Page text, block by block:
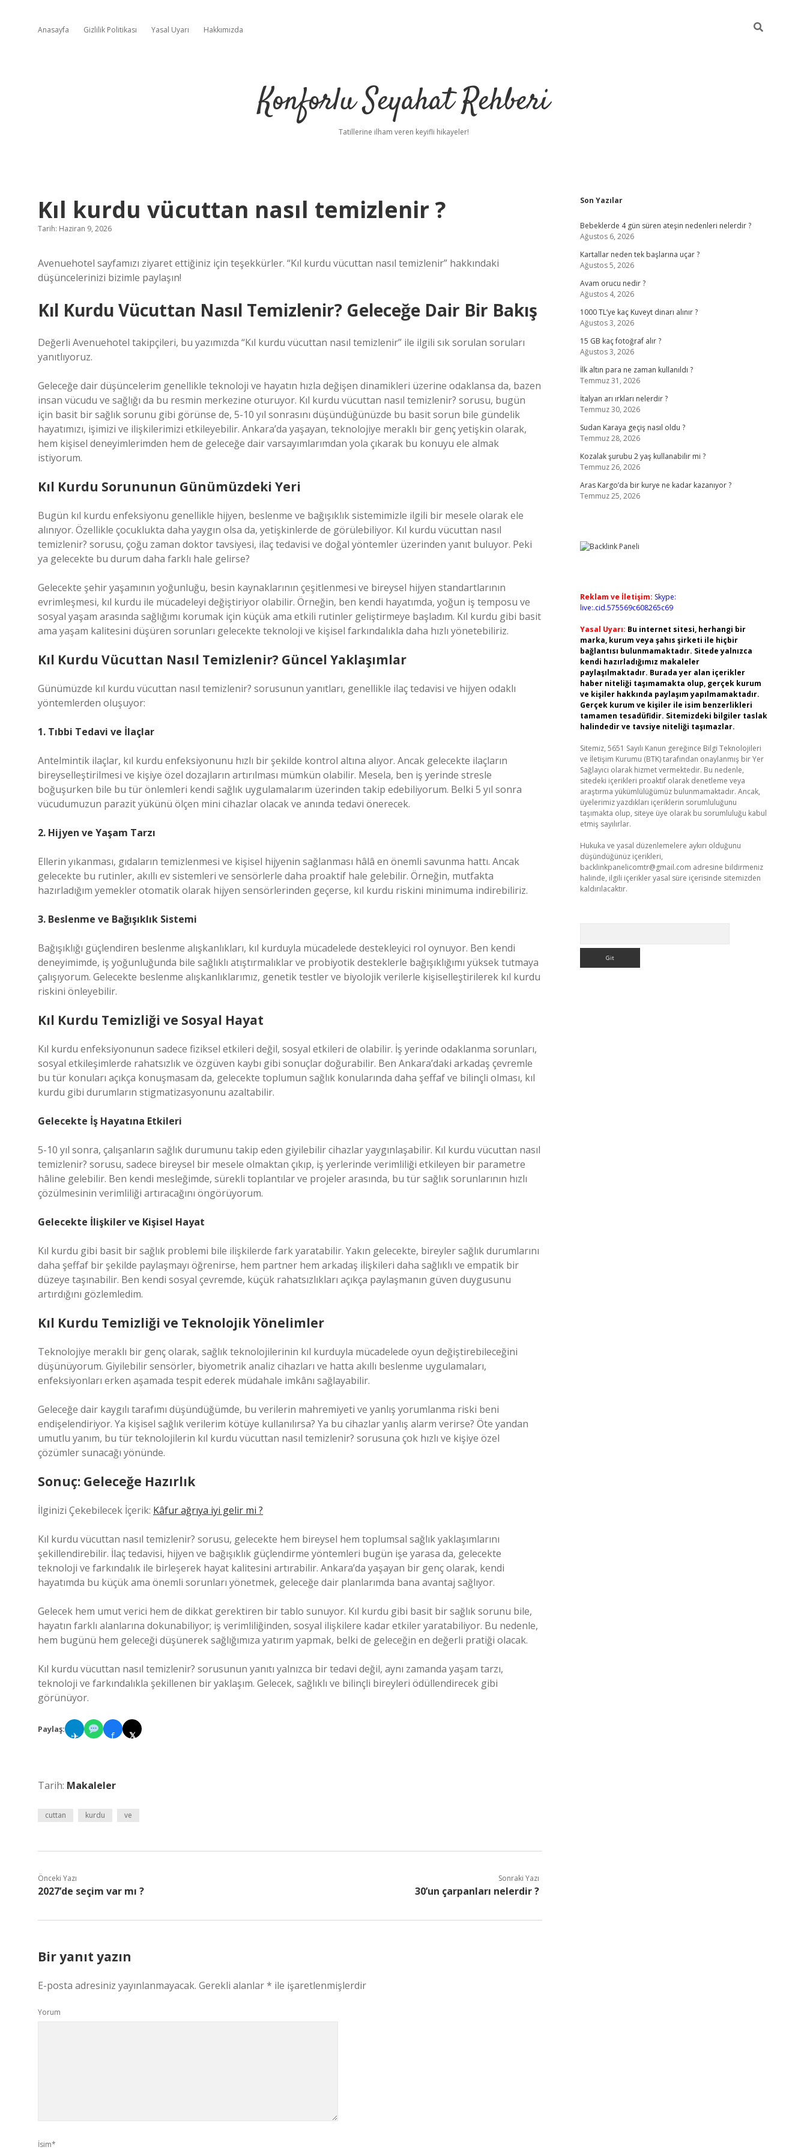
Anasayfa Gizlilik Politikası Yasal Uyarı Hakkımızda
Konforlu Seyahat Rehberi
Tatillerine ilham veren keyifli hikayeler!
Kıl kurdu vücuttan nasıl temizlenir ?
Tarih: Haziran 9, 2026
Avenuehotel sayfamızı ziyaret ettiğiniz için teşekkürler. “Kıl kurdu vücuttan nasıl temizlenir” hakkındaki
düşüncelerinizi bizimle paylaşın!
Kıl Kurdu Vücuttan Nasıl Temizlenir? Geleceğe Dair Bir Bakış
Değerli Avenuehotel takipçileri, bu yazımızda “Kıl kurdu vücuttan nasıl temizlenir” ile ilgili sık sorulan soruları
yanıtlıyoruz.
Geleceğe dair düşüncelerim genellikle teknoloji ve hayatın hızla değişen dinamikleri üzerine odaklansa da, bazen
insan vücudu ve sağlığı da bu resmin merkezine oturuyor. Kıl kurdu vücuttan nasıl temizlenir? sorusu, bugün
için basit bir sağlık sorunu gibi görünse de, 5-10 yıl sonrasını düşündüğünüzde bu basit sorun bile gündelik
hayatımızı, işimizi ve ilişkilerimizi etkileyebilir. Ankara’da yaşayan, teknolojiye meraklı bir genç yetişkin olarak,
hem kişisel deneyimlerimden hem de geleceğe dair varsayımlarımdan yola çıkarak bu konuyu ele almak
istiyorum.
Kıl Kurdu Sorununun Günümüzdeki Yeri
Bugün kıl kurdu enfeksiyonu genellikle hijyen, beslenme ve bağışıklık sistemimizle ilgili bir mesele olarak ele
alınıyor. Özellikle çocuklukta daha yaygın olsa da, yetişkinlerde de görülebiliyor. Kıl kurdu vücuttan nasıl
temizlenir? sorusu, çoğu zaman doktor tavsiyesi, ilaç tedavisi ve doğal yöntemler üzerinden yanıt buluyor. Peki
ya gelecekte bu durum daha farklı hale gelirse?
Gelecekte şehir yaşamının yoğunluğu, besin kaynaklarının çeşitlenmesi ve bireysel hijyen standartlarının
evrimleşmesi, kıl kurdu ile mücadeleyi değiştiriyor olabilir. Örneğin, ben kendi hayatımda, yoğun iş temposu ve
sosyal yaşam arasında sağlığımı korumak için küçük ama etkili rutinler geliştirmeye başladım. Kıl kurdu gibi basit
ama yaşam kalitesini düşüren sorunları gelecekte teknoloji ve kişisel farkındalıkla daha hızlı yönetebiliriz.
Kıl Kurdu Vücuttan Nasıl Temizlenir? Güncel Yaklaşımlar
Günümüzde kıl kurdu vücuttan nasıl temizlenir? sorusunun yanıtları, genellikle ilaç tedavisi ve hijyen odaklı
yöntemlerden oluşuyor:
1. Tıbbi Tedavi ve İlaçlar
Antelmintik ilaçlar, kıl kurdu enfeksiyonunu hızlı bir şekilde kontrol altına alıyor. Ancak gelecekte ilaçların
bireyselleştirilmesi ve kişiye özel dozajların artırılması mümkün olabilir. Mesela, ben iş yerinde stresle
boğuşurken bile bu tür önlemleri kendi sağlık uygulamalarım üzerinden takip edebiliyorum. Belki 5 yıl sonra
vücudumuzun parazit yükünü ölçen mini cihazlar olacak ve anında tedavi önerecek.
2. Hijyen ve Yaşam Tarzı
Ellerin yıkanması, gıdaların temizlenmesi ve kişisel hijyenin sağlanması hâlâ en önemli savunma hattı. Ancak
gelecekte bu rutinler, akıllı ev sistemleri ve sensörlerle daha proaktif hale gelebilir. Örneğin, mutfakta
hazırladığım yemekler otomatik olarak hijyen sensörlerinden geçerse, kıl kurdu riskini minimuma indirebiliriz.
3. Beslenme ve Bağışıklık Sistemi
Bağışıklığı güçlendiren beslenme alışkanlıkları, kıl kurduyla mücadelede destekleyici rol oynuyor. Ben kendi
deneyimimde, iş yoğunluğunda bile sağlıklı atıştırmalıklar ve probiyotik desteklerle bağışıklığımı yüksek tutmaya
çalışıyorum. Gelecekte beslenme alışkanlıklarımız, genetik testler ve biyolojik verilerle kişiselleştirilerek kıl kurdu
riskini önleyebilir.
Kıl Kurdu Temizliği ve Sosyal Hayat
Kıl kurdu enfeksiyonunun sadece fiziksel etkileri değil, sosyal etkileri de olabilir. İş yerinde odaklanma sorunları,
sosyal etkileşimlerde rahatsızlık ve özgüven kaybı gibi sonuçlar doğurabilir. Ben Ankara’daki arkadaş çevremle
bu tür konuları açıkça konuşmasam da, gelecekte toplumun sağlık konularında daha şeffaf ve bilinçli olması, kıl
kurdu gibi durumların stigmatizasyonunu azaltabilir.
Gelecekte İş Hayatına Etkileri
5-10 yıl sonra, çalışanların sağlık durumunu takip eden giyilebilir cihazlar yaygınlaşabilir. Kıl kurdu vücuttan nasıl
temizlenir? sorusu, sadece bireysel bir mesele olmaktan çıkıp, iş yerlerinde verimliliği etkileyen bir parametre
hâline gelebilir. Ben kendi mesleğimde, sürekli toplantılar ve projeler arasında, bu tür sağlık sorunlarının hızlı
çözülmesinin verimliliği artıracağını öngörüyorum.
Gelecekte İlişkiler ve Kişisel Hayat
Kıl kurdu gibi basit bir sağlık problemi bile ilişkilerde fark yaratabilir. Yakın gelecekte, bireyler sağlık durumlarını
daha şeffaf bir şekilde paylaşmayı öğrenirse, hem partner hem arkadaş ilişkileri daha sağlıklı ve empatik bir
düzeye taşınabilir. Ben kendi sosyal çevremde, küçük rahatsızlıkları açıkça paylaşmanın güven duygusunu
artırdığını gözlemledim.
Kıl Kurdu Temizliği ve Teknolojik Yönelimler
Teknolojiye meraklı bir genç olarak, sağlık teknolojilerinin kıl kurduyla mücadelede oyun değiştirebileceğini
düşünüyorum. Giyilebilir sensörler, biyometrik analiz cihazları ve hatta akıllı beslenme uygulamaları,
enfeksiyonları erken aşamada tespit ederek müdahale imkânı sağlayabilir.
Geleceğe dair kaygılı tarafımı düşündüğümde, bu verilerin mahremiyeti ve yanlış yorumlanma riski beni
endişelendiriyor. Ya kişisel sağlık verilerim kötüye kullanılırsa? Ya bu cihazlar yanlış alarm verirse? Öte yandan
umutlu yanım, bu tür teknolojilerin kıl kurdu vücuttan nasıl temizlenir? sorusuna çok hızlı ve kişiye özel
çözümler sunacağı yönünde.
Sonuç: Geleceğe Hazırlık
İlginizi Çekebilecek İçerik: Kâfur ağrıya iyi gelir mi ?
Kıl kurdu vücuttan nasıl temizlenir? sorusu, gelecekte hem bireysel hem toplumsal sağlık yaklaşımlarını
şekillendirebilir. İlaç tedavisi, hijyen ve bağışıklık güçlendirme yöntemleri bugün işe yarasa da, gelecekte
teknoloji ve farkındalık ile birleşerek hayat kalitesini artırabilir. Ankara’da yaşayan bir genç olarak, kendi
hayatımda bu küçük ama önemli sorunları yönetmek, geleceğe dair planlarımda bana avantaj sağlıyor.
Gelecek hem umut verici hem de dikkat gerektiren bir tablo sunuyor. Kıl kurdu gibi basit bir sağlık sorunu bile,
hayatın farklı alanlarına dokunabiliyor; iş verimliliğinden, sosyal ilişkilere kadar etkiler yaratabiliyor. Bu nedenle,
hem bugünü hem geleceği düşünerek sağlığımıza yatırım yapmak, belki de geleceğin en değerli pratiği olacak.
Kıl kurdu vücuttan nasıl temizlenir? sorusunun yanıtı yalnızca bir tedavi değil, aynı zamanda yaşam tarzı,
teknoloji ve farkındalıkla şekillenen bir yaklaşım. Gelecek, sağlıklı ve bilinçli bireyleri ödüllendirecek gibi
görünüyor.
Paylaş:
✈ f 𝕏
Tarih: Makaleler
cuttan kurdu ve
Önceki Yazı
2027’de seçim var mı ?
Sonraki Yazı
30’un çarpanları nelerdir ?
Bir yanıt yazın
E-posta adresiniz yayınlanmayacak. Gerekli alanlar* ile işaretlenmişlerdir
Yorum
İsim*
Sidebar
Son Yazılar
Bebeklerde 4 gün süren ateşin nedenleri nelerdir ?
Ağustos 6, 2026
Kartallar neden tek başlarına uçar ?
Ağustos 5, 2026
Avam orucu nedir ?
Ağustos 4, 2026
1000 TL’ye kaç Kuveyt dinarı alınır ?
Ağustos 3, 2026
15 GB kaç fotoğraf alır ?
Ağustos 3, 2026
İlk altın para ne zaman kullanıldı ?
Temmuz 31, 2026
İtalyan arı ırkları nelerdir ?
Temmuz 30, 2026
Sudan Karaya geçiş nasıl oldu ?
Temmuz 28, 2026
Kozalak şurubu 2 yaş kullanabilir mi ?
Temmuz 26, 2026
Aras Kargo’da bir kurye ne kadar kazanıyor ?
Temmuz 25, 2026
Reklam ve İletişim: Skype:
live:.cid.575569c608265c69
Yasal Uyarı: Bu internet sitesi, herhangi bir
marka, kurum veya şahıs şirketi ile hiçbir
bağlantısı bulunmamaktadır. Sitede yalnızca
kendi hazırladığımız makaleler
paylaşılmaktadır. Burada yer alan içerikler
haber niteliği taşımamakta olup, gerçek kurum
ve kişiler hakkında paylaşım yapılmamaktadır.
Gerçek kurum ve kişiler ile isim benzerlikleri
tamamen tesadüfidir. Sitemizdeki bilgiler taslak
halindedir ve tavsiye niteliği taşımazlar.
Sitemiz, 5651 Sayılı Kanun gereğince Bilgi Teknolojileri
ve İletişim Kurumu (BTK) tarafından onaylanmış bir Yer
Sağlayıcı olarak hizmet vermektedir. Bu nedenle,
sitedeki içerikleri proaktif olarak denetleme veya
araştırma yükümlülüğümüz bulunmamaktadır. Ancak,
üyelerimiz yazdıkları içeriklerin sorumluluğunu
taşımakta olup, siteye üye olarak bu sorumluluğu kabul
etmiş sayılırlar.
Hukuka ve yasal düzenlemelere aykırı olduğunu
düşündüğünüz içerikleri,
backlinkpanelicomtr@gmail.com adresine bildirmeniz
halinde, ilgili içerikler yasal süre içerisinde sitemizden
kaldırılacaktır.